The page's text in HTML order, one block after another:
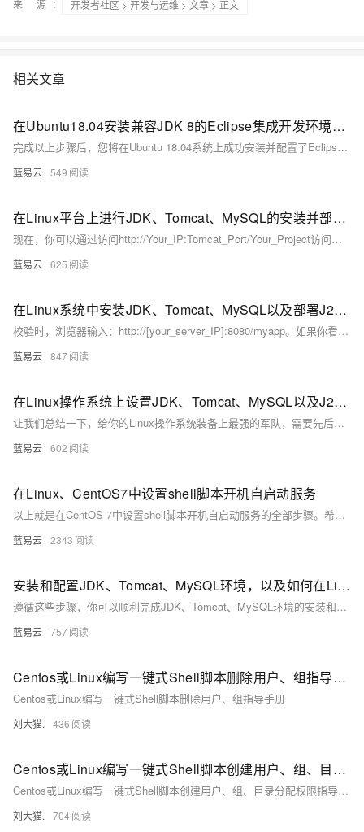
来 源： 开发者社区 > 开发与运维 > 文章 > 正文
相关文章
在Ubuntu18.04安装兼容JDK 8的Eclipse集成开发环境的指南。
完成以上步骤后，您将在Ubuntu 18.04系统上成功安装并配置了Eclipse IDE，它将与JDK 8兼容，可以开始进行Java开发工作。如果遇到任何问题，请确保每一步骤都正确执行，并检查是否所有路径都与您的具体情况相匹配。
蓝易云 549
在Linux平台上进行JDK、Tomcat、MySQL的安装并部署后端项目
现在，你可以通过访问http://Your_IP:Tomcat_Port/Your_Project访问你的项目了。如果一切顺利，你将看到那绚烂的胜利之光照耀在你的项目之上！
蓝易云 625
在Linux系统中安装JDK、Tomcat、MySQL以及部署J2EE后端接口
校验时，浏览器输入：http://[your_server_IP]:8080/myapp。如果你看到你的应用的欢迎页面，恭喜你，一切都已就绪。
蓝易云 847
在Linux操作系统上设置JDK、Tomcat、MySQL以及J2EE后端接口的部署步骤
让我们总结一下，给你的Linux操作系统装备上最强的军队，需要先后装备好JDK的弓箭，布置好Tomcat的阵地，再把MySQL的物资原料准备好，最后部署好J2EE攻城车，那就准备好进军吧，你的Linux军团，无人可挡！
蓝易云 602
在Linux、CentOS7中设置shell脚本开机自启动服务
以上就是在CentOS 7中设置shell脚本开机自启动服务的全部步骤。希望这个指南能帮助你更好地管理你的Linux系统。
蓝易云 2343
安装和配置JDK、Tomcat、MySQL环境，以及如何在Linux下更改后端端口。
遵循这些步骤，你可以顺利完成JDK、Tomcat、MySQL环境的安装和配置，并在Linux下更改后端端口。祝你顺利！
蓝易云 757
Centos或Linux编写一键式Shell脚本删除用户、组指导手册
Centos或Linux编写一键式Shell脚本删除用户、组指导手册
刘大猫. 436
Centos或Linux编写一键式Shell脚本创建用户、组、目录分配权限指导手册
Centos或Linux编写一键式Shell脚本创建用户、组、目录分配权限指导手册
刘大猫. 704